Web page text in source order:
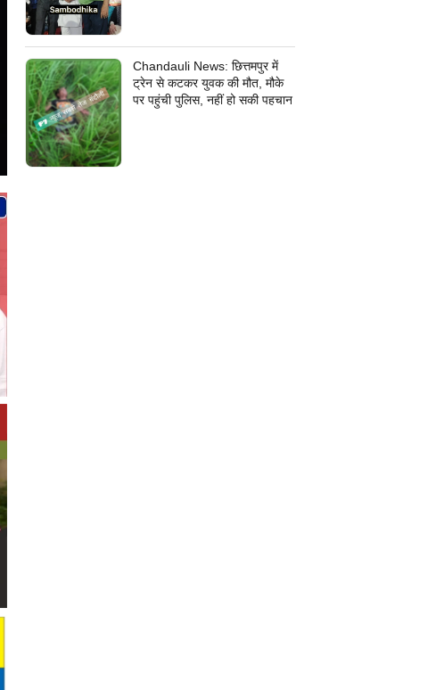
Chandauli News: छित्तमपुर में
ट्रेन से कटकर युवक की मौत, मौके
पर पहुंची पुलिस, नहीं हो सकी पहचान